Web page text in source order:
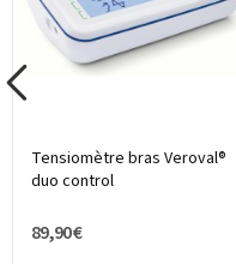
Tensiomètre bras Veroval®
duo control
89,90 €